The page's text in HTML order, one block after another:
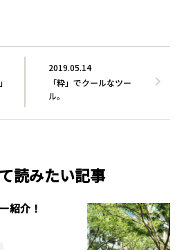
2019.05.14
「粋」でクールなツー
ル。
読みたい記事
紹介！